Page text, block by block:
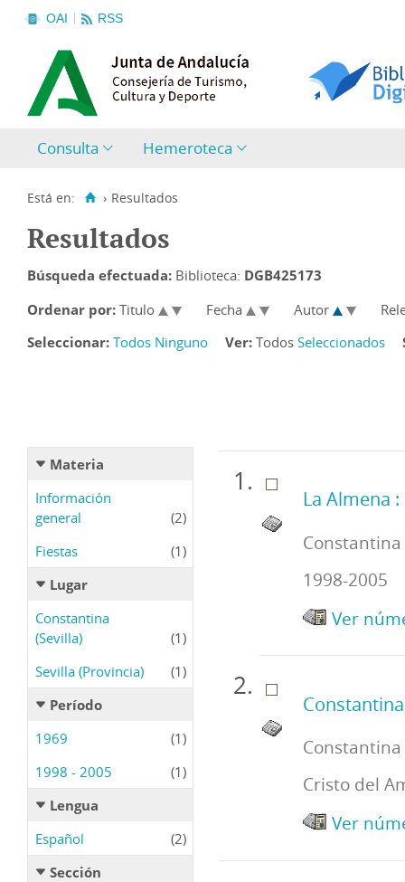
OAI RSS
Consulta Hemeroteca
Está en: › Resultados
Resultados
Búsqueda efectuada: Biblioteca: DGB425173
Ordenar por: Titulo Fecha Autor
Seleccionar: Todos Ninguno Ver: Todos Seleccionados
Materia
Información
general
(2)
Fiestas
(1)
Lugar
Constantina
(Sevilla)
(1)
Sevilla (Provincia)
(1)
Período
1969
(1)
1998 - 2005
(1)
Lengua
Español
(2)
Sección
La Almena
Constantina
1998-2005
Ver
Cristo del
Ver